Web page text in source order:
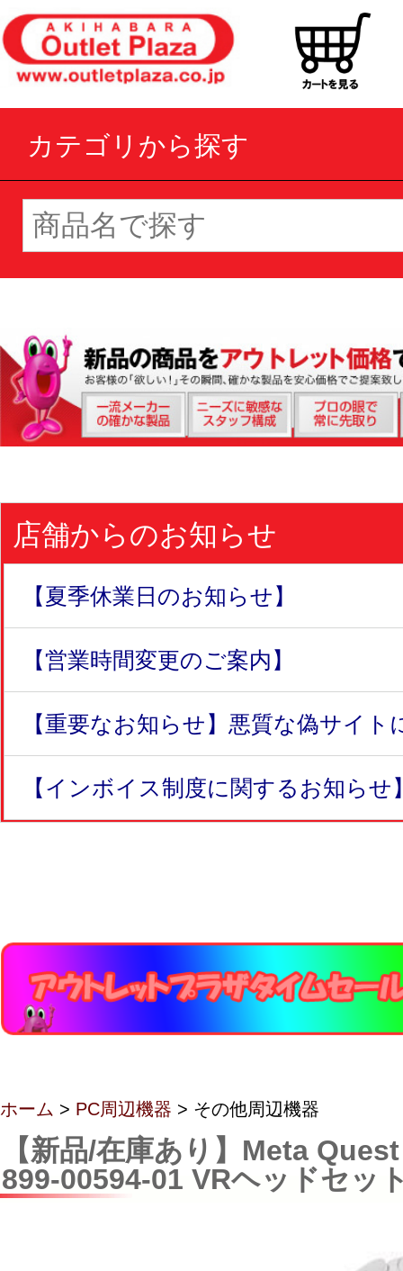
カテゴリから探す
店舗からのお知らせ
【夏季休業日のお知らせ】
【営業時間変更のご案内】
【重要なお知らせ】悪質な偽サイト
【インボイス制度に関するお知らせ
ホーム > PC周辺機器 > その他周辺機器
【新品/在庫あり】Meta
899-00594-01 VRヘッドセッ